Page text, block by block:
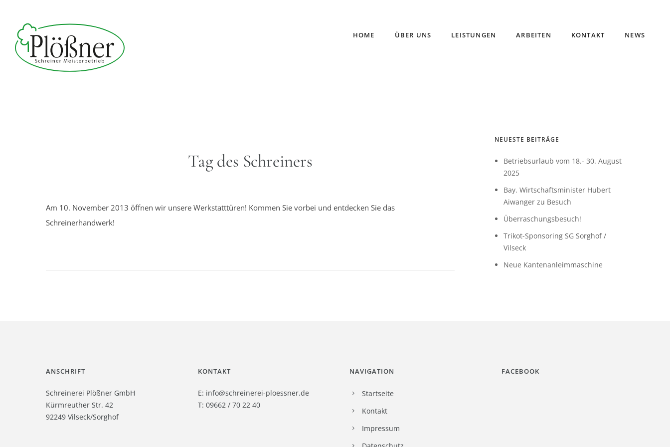
HOME ÜBER UNS LEISTUNGEN ARBEITEN KONTAKT NEWS
Tag des Schreiners
Am 10. November 2013 öffnen wir unsere Werkstatttüren! Kommen Sie vorbei und entdecken Sie das
Schreinerhandwerk!
NEUESTE BEITRÄGE
Betriebsurlaub vom 18.- 30. August
2025
Bay. Wirtschaftsminister Hubert
Aiwanger zu Besuch
Überraschungsbesuch!
Trikot-Sponsoring SG Sorghof /
Vilseck
Neue Kantenanleimmaschine
ANSCHRIFT
Schreinerei Plößner GmbH
Kürmreuther Str. 42
92249 Vilseck/Sorghof
KONTAKT
E: info@schreinerei-ploessner.de
T: 09662 / 70 22 40
NAVIGATION
Startseite
Kontakt
Impressum
FACEBOOK